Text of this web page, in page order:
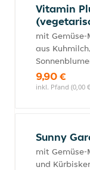
Vitamin
mit
aus
9,90 €
inkl. Pfand (0,00
Sunny
mit Gemüse-
und